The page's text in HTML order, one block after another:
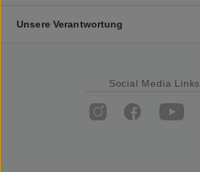
Unsere Verantwortung
Social Media Links